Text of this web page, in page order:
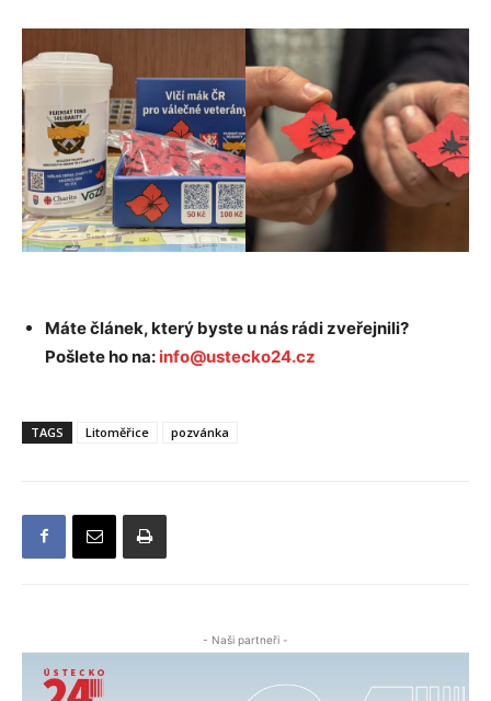
Máte článek, který byste u nás rádi zveřejnili?
Pošlete ho na: info@ustecko24.cz
TAGS Litoměřice pozvánka
- Naši partneři -